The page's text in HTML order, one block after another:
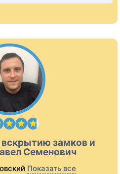
замков и
Семенович
Показать все